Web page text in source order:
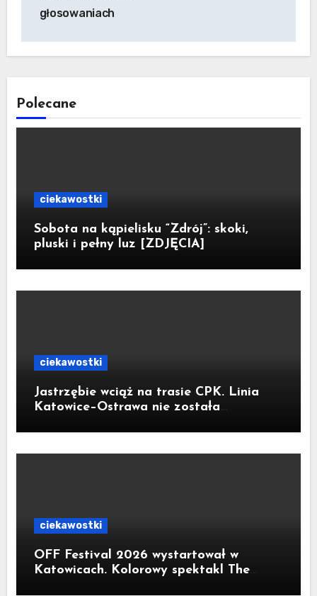
głosowaniach
Polecane
ciekawostki
Sobota na kąpielisku “Zdrój”: skoki,
pluski i pełny luz [ZDJĘCIA]
ciekawostki
Jastrzębie wciąż na trasie CPK. Linia
Katowice–Ostrawa nie została
ciekawostki
OFF Festival 2026 wystartował w
Katowicach. Kolorowy spektakl The